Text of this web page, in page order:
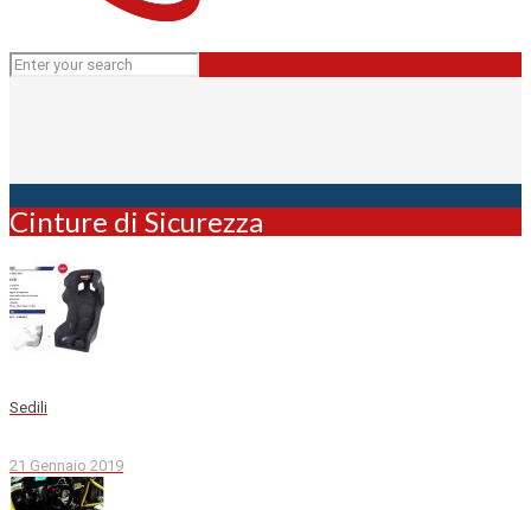
Cinture di Sicurezza
Sedili
21 Gennaio 2019